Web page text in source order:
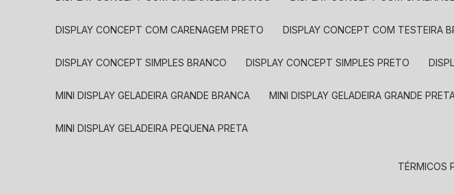
DISPLAY CONCEPT COM CARENAGEM PRETO DISPLAY CONCEPT COM TESTEIRA
DISPLAY CONCEPT SIMPLES BRANCO DISPLAY CONCEPT SIMPLES PRETO
MINI DISPLAY GELADEIRA GRANDE BRANCA MINI DISPLAY GELADEIRA GRANDE
MINI DISPLAY GELADEIRA PEQUENA PRETA
TÉRMICOS